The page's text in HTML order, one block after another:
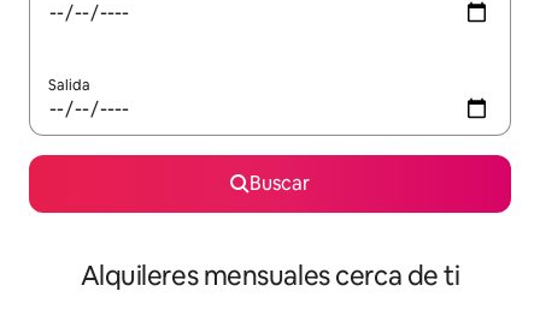
Salida
Buscar
Alquileres mensuales cerca de ti